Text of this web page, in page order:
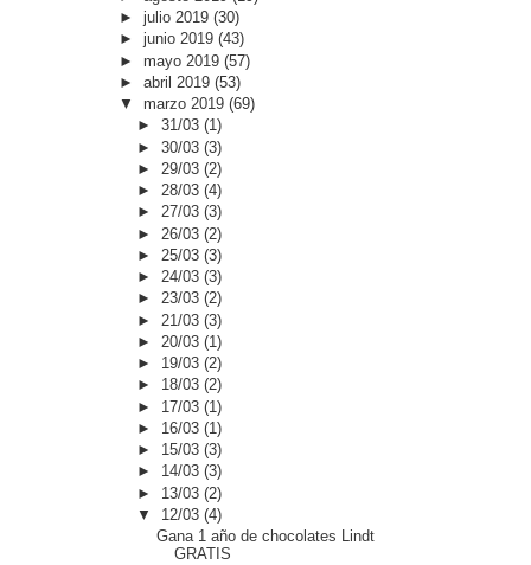
► julio 2019 (30)
► junio 2019 (43)
► mayo 2019 (57)
► abril 2019 (53)
▼ marzo 2019 (69)
►31/03(1)
►30/03(3)
► 29/03(2)
►28/03(4)
►27/03(3)
► 26/03(2)
► 25/03(3)
►24/03(3)
►23/03(2)
► 21/03(3)
► 20/03(1)
► 19/03(2)
► 18/03(2)
► 17/03(1)
► 16/03(1)
► 15/03(3)
► 14/03(3)
► 13/03(2)
▼ 12/03(4)
Gana 1 año de chocolates Lindt
GRATIS